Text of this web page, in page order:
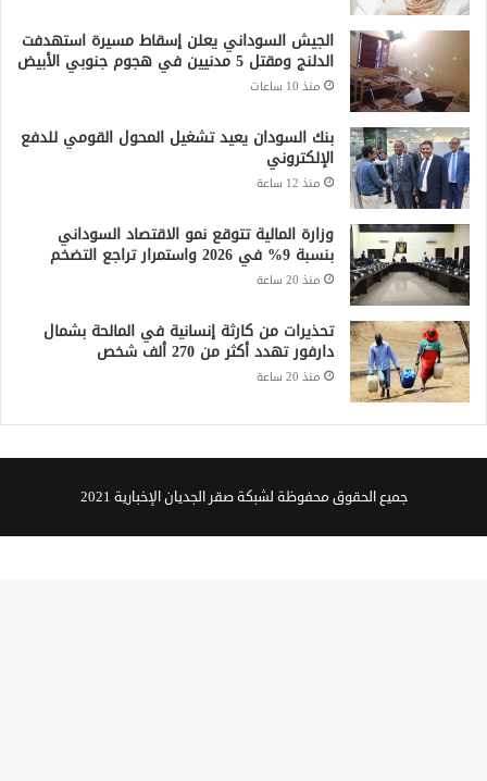
الجيش السوداني يعلن إسقاط مسيرة استهدفت
الدلنج ومقتل 5 مدنيين في هجوم جنوبي الأبيض
منذ 10 ساعات
بنك السودان يعيد تشغيل المحول القومي للدفع
الإلكتروني
منذ 12 ساعة
وزارة المالية تتوقع نمو الاقتصاد السوداني
بنسبة 9% في 2026 واستمرار تراجع التضخم
منذ 20 ساعة
تحذيرات من كارثة إنسانية في المالحة بشمال
دارفور تهدد أكثر من 270 ألف شخص
منذ 20 ساعة
جميع الحقوق محفوظة لشبكة صقر الجديان الإخبارية 2021